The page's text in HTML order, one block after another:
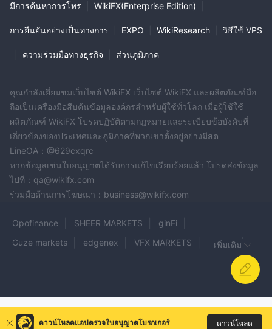
มีการค้นหาการโทร WikiFX(Enterprise Edition)
การยืนยันอย่างเป็นทางการ EXPO WikiResearch วิธีใช้ VPS
ความร่วมมือทางธุรกิจ ส่วนภูมิภาค
คุณกำลังเยี่ยมชมเว็บไซต์ WikiFX เว็บไซต์ WikiFX และผลิตภัณฑ์มือ
ถือเป็นเครื่องมือสืบค้นข้อมูลองค์กรสำหรับผู้ใช้ทั่วโลก เมื่อผู้ใช้ใช้
ผลิตภัณฑ์ WikiFX โปรดปฏิบัติตามกฎหมายและระเบียบข้อบังคับที่
เกี่ยวข้องของประเทศและภูมิภาคที่พวกเขาตั้งอยู่อย่างมีสต
LineOA：@629cxqrc
หากข้อมูลเช่นใบอนุญาตได้รับการแก้ไขเรียบร้อยแล้ว โปรดส่งข้อมูล
ไปที่：qa@wikifx.com
ร่วมมือด้านการโฆษณา：business@wikifx.com
Opofinance SHEER MARKETS
ginFi
Guze markets
edgenex VFX MARKETS
BEFLIX
GMT Markets
SCB
MONT BLANC INVESTMENT
FUTURE EARNERS
Binatex Validus
เพิ่มเติม
ดาวน์โหลดแอปตรวจใบอนุญาตโบรกเกอร์ ดาวน์โหลด